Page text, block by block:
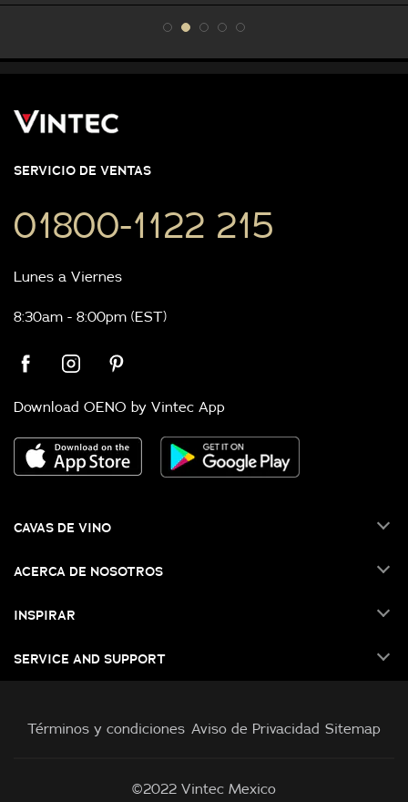
SERVICIO DE VENTAS
01800-1122 215
Lunes a Viernes
8:30am - 8:00pm (EST)
Download OENO by Vintec App
CAVAS DE VINO
ACERCA DE NOSOTROS
INSPIRAR
SERVICE AND SUPPORT
©2022 Vintec Mexico
Términos y condiciones Aviso de Privacidad Sitemap